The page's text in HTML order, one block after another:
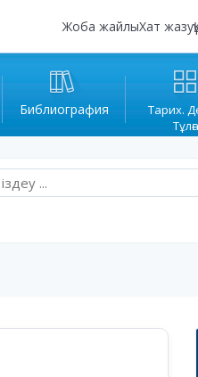
Жоба жайлыХат жазу
Библиография
Тарих.